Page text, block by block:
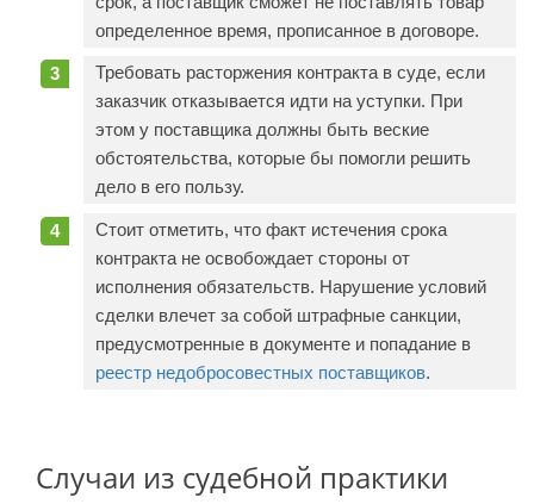
определенное время, прописанное в договоре.
Требовать расторжения контракта в суде, если
заказчик отказывается идти на уступки. При
этом у поставщика должны быть веские
обстоятельства, которые бы помогли решить
дело в его пользу.
Стоит отметить, что факт истечения срока
контракта не освобождает стороны от
исполнения обязательств. Нарушение условий
сделки влечет за собой штрафные санкции,
предусмотренные в документе и попадание в
реестр недобросовестных поставщиков.
Случаи из судебной практики